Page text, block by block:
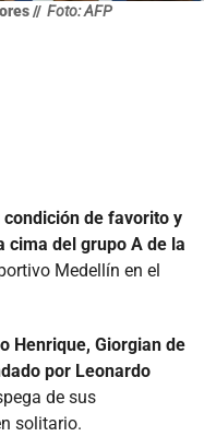
// Foto: AFP
de favorito y
cima del grupo A de la
Medellín en el
Henrique, Giorgian de
por Leonardo
de sus
solitario.